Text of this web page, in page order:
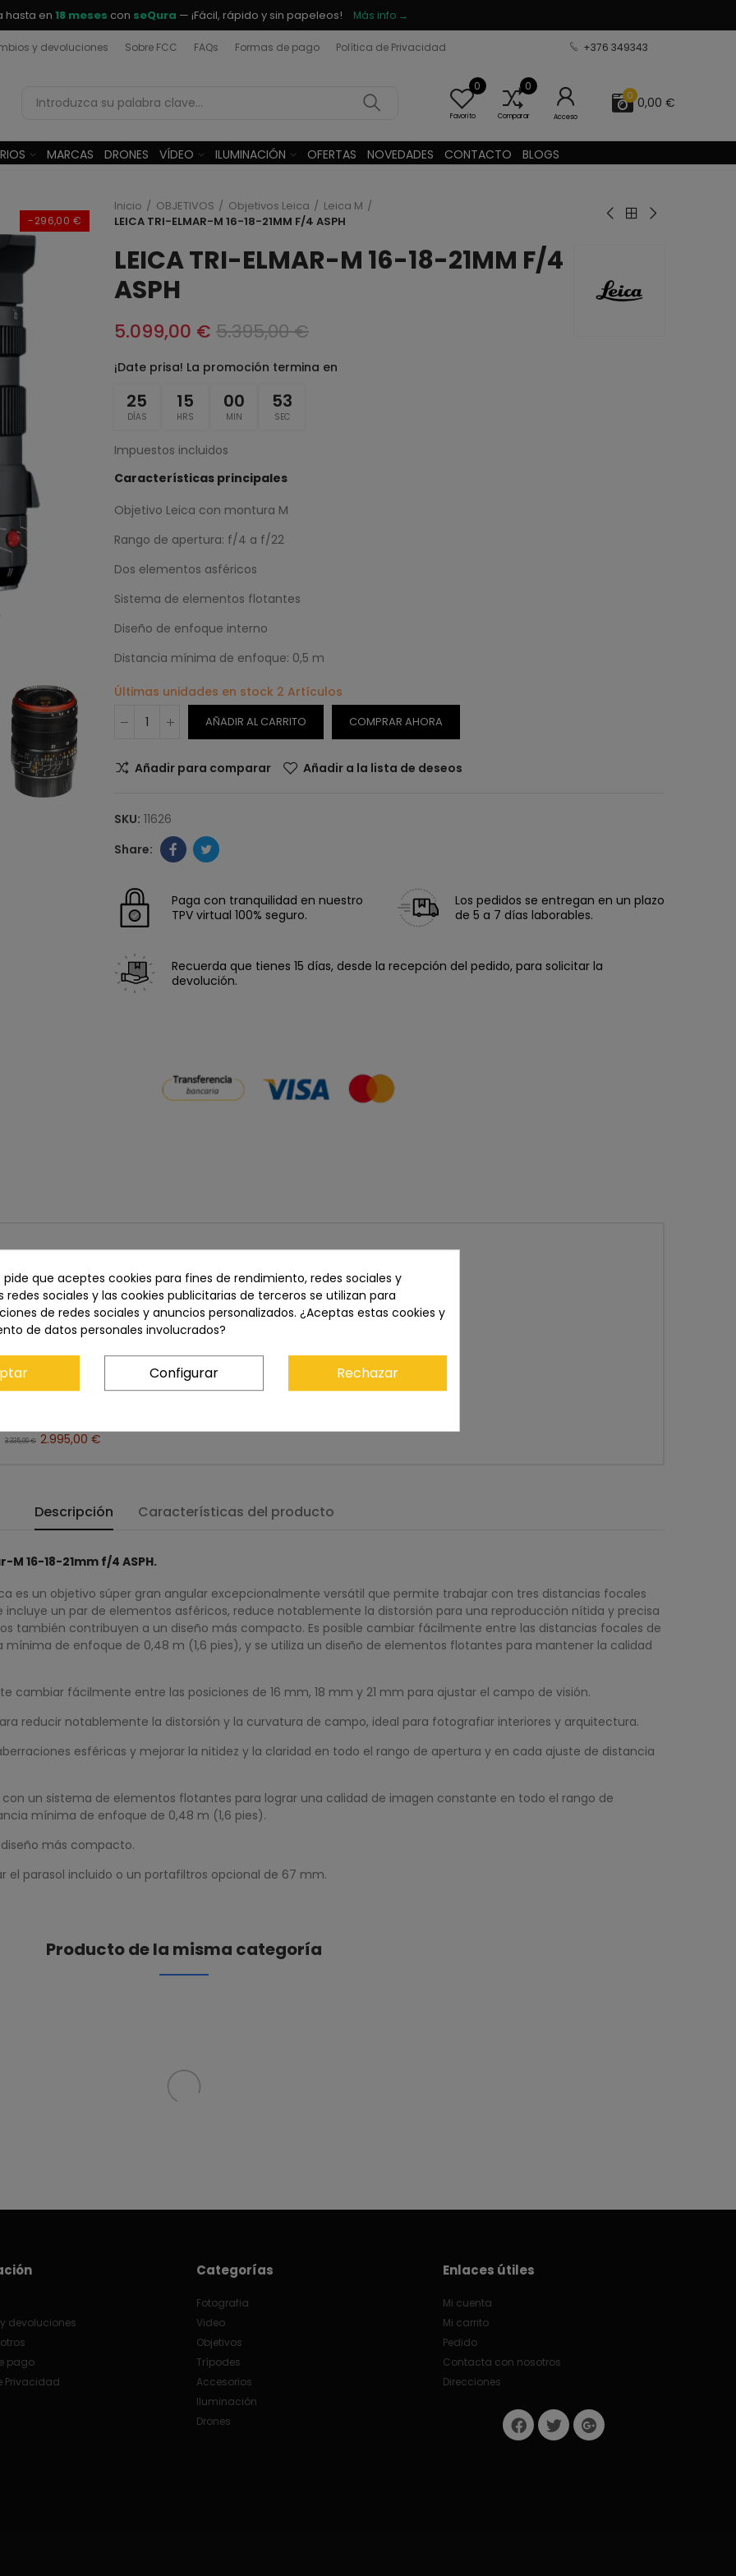
hasta en 18 meses con seQura — ¡Fácil, rápido y sin papeleos! Más info →
y devoluciones Sobre FCC FAQs Formas de pago Política de Privacidad +376 349343
0
Favorito
0
Comparar Acceso
0 0,00 €
MARCAS DRONES VÍDEO ILUMINACIÓN OFERTAS NOVEDADES CONTACTO BLOGS
-296,00 €
Inicio OBJETIVOS Objetivos Leica
Leica M
LEICA TRI-ELMAR-M 16-18-21MM F/4 ASPH
LEICA TRI-ELMAR-M 16-18-21MM F/4
ASPH
5.099,00 € 5.395,00 €
¡Date prisa! La promoción termina en
25
DÍAS
15
HRS
00
MIN
52
SEC
Impuestos incluidos
Características principales
Objetivo Leica con montura M
Rango de apertura: f/4 a f/22
Dos elementos asféricos
Sistema de elementos flotantes
Diseño de enfoque interno
Distancia mínima de enfoque: 0,5 m
Últimas unidades en stock 2 Artículos
AÑADIR AL CARRITO COMPRAR AHORA
Añadir para comparar Añadir a la lista de deseos
SKU: 11626
Paga con tranquilidad en nuestro
TPV virtual 100% seguro.
Los pedidos se entregan en un plazo
de 5 a 7 días laborables.
Recuerda que tienes 15 días, desde la recepción del pedido, para solicitar la
devolución.
Precio total: 10.419,00 €
Añadir los tres al carrito
F/4 ASPH
3.335,00 € 2.995,00 €
Descripción Características del producto
16-18-21mm f/4 ASPH.
es un objetivo súper gran angular excepcionalmente versátil que permite trabajar con tres distancias focales
incluye un par de elementos asféricos, reduce notablemente la distorsión para una reproducción nítida y precisa
también contribuyen a un diseño más compacto. Es posible cambiar fácilmente entre las distancias focales de
mínima de enfoque de 0,48 m (1,6 pies), y se utiliza un diseño de elementos flotantes para mantener la calidad
cambiar fácilmente entre las posiciones de 16 mm, 18 mm y 21 mm para ajustar el campo de visión.
reducir notablemente la distorsión y la curvatura de campo, ideal para fotografiar interiores y arquitectura.
esféricas y mejorar la nitidez y la claridad en todo el rango de apertura y en cada ajuste de distancia
un sistema de elementos flotantes para lograr una calidad de imagen constante en todo el rango de
mínima de enfoque de 0,48 m (1,6 pies).
más compacto.
parasol incluido o un portafiltros opcional de 67 mm.
Producto de la misma categoría
devoluciones
pago
Privacidad
Categorías
Fotografia
Video
Objetivos
Trípodes
Accesorios
Iluminación
Drones
Enlaces útiles
Mi cuenta
Mi carrito
Pedido
Contacta con nosotros
Direcciones
que aceptes cookies para fines de rendimiento, redes sociales y
redes sociales y las cookies publicitarias de terceros se utilizan para
de redes sociales y anuncios personalizados. ¿Aceptas estas cookies y
de datos personales involucrados?
Configurar Rechazar